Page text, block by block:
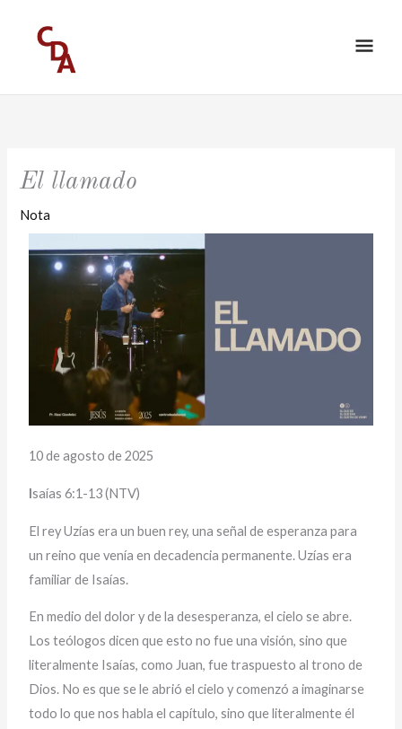
contenido
El llamado
Nota
10 de agosto de 2025
Isaías 6:1-13 (NTV)
El rey Uzías era un buen rey, una señal de esperanza para
un reino que venía en decadencia permanente. Uzías era
familiar de Isaías.
En medio del dolor y de la desesperanza, el cielo se abre.
Los teólogos dicen que esto no fue una visión, sino que
literalmente Isaías, como Juan, fue traspuesto al trono de
Dios. No es que se le abrió el cielo y comenzó a imaginarse
todo lo que nos habla el capítulo, sino que literalmente él